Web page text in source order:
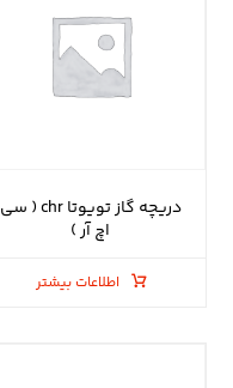
دریچه گاز تویوتا chr ( سی
اچ آر )
اطلاعات بیشتر